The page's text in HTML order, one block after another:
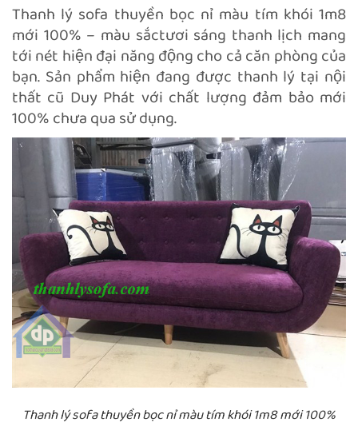
Thanh lý sofa thuyền bọc nỉ màu tím khói 1m8
mới 100% – màu sắctươi sáng thanh lịch mang
tới nét hiện đại năng động cho cả căn phòng của
bạn. Sản phẩm hiện đang được thanh lý tại nội
thất cũ Duy Phát với chất lượng đảm bảo mới
100% chưa qua sử dụng.
Thanh lý sofa thuyền bọc nỉ màu tím khói 1m8 mới 100%